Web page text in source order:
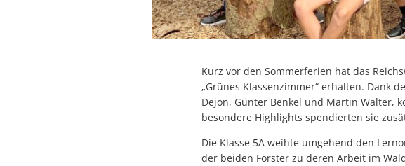
Kurz vor den Sommerferien hat das
„Grünes Klassenzimmer“ erhalten. Dank
Dejon, Günter Benkel und Martin Walter,
besondere Highlights spendierten sie
Die Klasse 5A weihte umgehend den
der beiden Förster zu deren Arbeit im